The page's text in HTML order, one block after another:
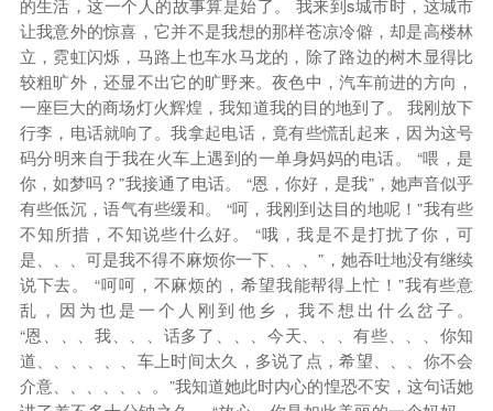
的生活，这一个人的故事算是始了。 我来到s城市时，这城市
让我意外的惊喜，它并不是我想的那样苍凉冷僻，却是高楼林
立，霓虹闪烁，马路上也车水马龙的，除了路边的树木显得比
较粗旷外，还显不出它的旷野来。夜色中，汽车前进的方向，
一座巨大的商场灯火辉煌，我知道我的目的地到了。 我刚放下
行李，电话就响了。我拿起电话，竟有些慌乱起来，因为这号
码分明来自于我在火车上遇到的一单身妈妈的电话。 “喂，是
你，如梦吗？”我接通了电话。 “恩，你好，是我”，她声音似乎
有些低沉，语气有些缓和。 “呵，我刚到达目的地呢！”我有些
不知所措，不知说些什么好。 “哦，我是不是打扰了你，可
是、、、可是我不得不麻烦你一下、、、”，她吞吐地没有继续
说下去。 “呵呵，不麻烦的，希望我能帮得上忙！”我有些意
乱，因为也是一个人刚到他乡，我不想出什么岔子。
“恩、、、我、、、话多了、、、今天、、、有些、、、你知
道、、、、、、车上时间太久，多说了点，希望、、、你不会
介意、、、、、、。”我知道她此时内心的惶恐不安，这句话她